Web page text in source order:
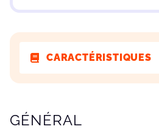
CARACTÉRISTIQUES
CARACTÉRISTIQUES
GÉNÉRAL